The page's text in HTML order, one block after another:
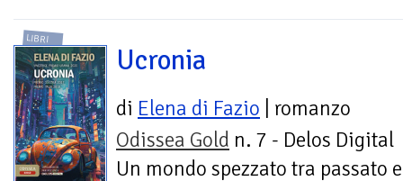
LIBRI
Ucronia
di Elena di Fazio | romanzo
Odissea Gold n. 7 - Delos Digital
Un mondo spezzato tra passato e